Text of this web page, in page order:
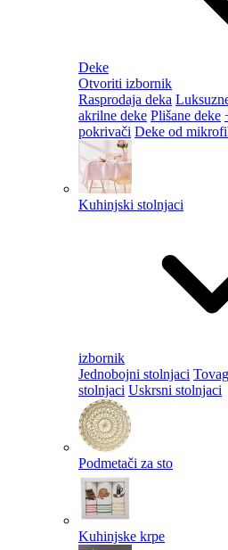
Deke
Otvoriti izbornik
Rasprodaja deka
akrilne deke Plišane deke
pokrivači Deke od
Kuhinjski stolnjaci
izbornik
Jednobojni stolnjaci
stolnjaci Uskrsni stolnjaci
Podmetači za sto
Kuhinjske krpe